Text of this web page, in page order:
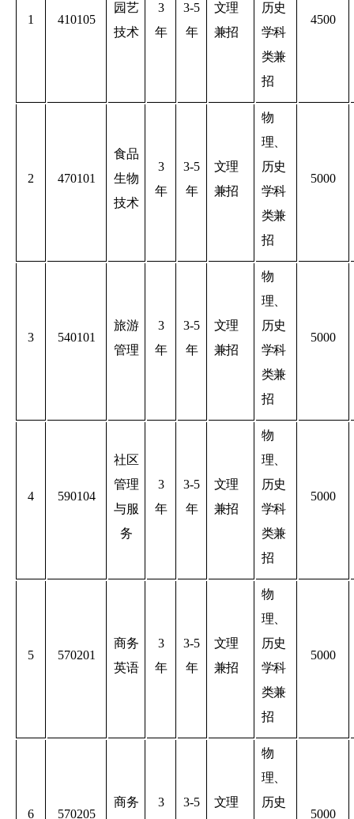
1 410105
园艺
技术
3
年
3-5
年
文理
兼招
历史
学科
类兼
招
4500
2 470101
食品
生物
技术
3
年
3-5
年
文理
兼招
物
理、
历史
学科
类兼
招
5000
3 540101
旅游
管理
3
年
3-5
年
文理
兼招
物
理、
历史
学科
类兼
招
5000
4 590104
社区
管理
与服
务
3
年
3-5
年
文理
兼招
物
理、
历史
学科
类兼
招
5000
5 570201
商务
英语
3
年
3-5
年
文理
兼招
物
理、
历史
学科
类兼
招
5000
6 570205
商务 3 3-5 文理
物
理、
历史
5000